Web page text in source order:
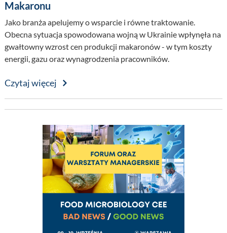
Makaronu
Jako branża apelujemy o wsparcie i równe traktowanie.
Obecna sytuacja spowodowana wojną w Ukrainie wpłynęła na
gwałtowny wzrost cen produkcji makaronów - w tym koszty
energii, gazu oraz wynagrodzenia pracowników.
Czytaj więcej